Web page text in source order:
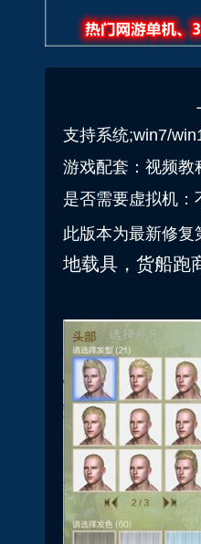
支持系统;win7/
游戏配套：视频教
是否需要虚拟机：
此版本为最新修复
地载具， 货船跑